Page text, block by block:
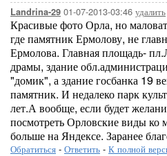
Landrina-29 01-07-2013-03:46 удалить
Красивые фото Орла, но
где памятник Ермолову, не
Ермолова. Главная площадь-
драмы, здание
"домик", а здание госбанка 19
памятник. И недалеко парк
лет.А вообще, если будет
посмотреть Орловские виды
больше на Яндексе. Заранее
Обратиться - Ответить - К полной